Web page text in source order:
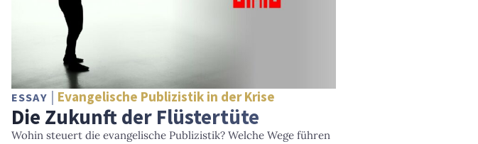
ESSAY Evangelische Publizistik in der Krise
Die Zukunft der Flüstertüte
Wohin steuert die evangelische Publizistik? Welche Wege führen